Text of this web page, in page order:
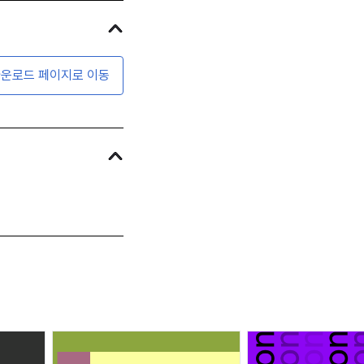
로드 페이지로 이동